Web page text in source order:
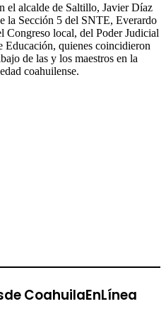
el alcalde de Saltillo, Javier Díaz
la Sección 5 del SNTE, Everardo
Congreso local, del Poder Judicial
Educación, quienes coincidieron
de las y los maestros en la
coahuilense.
CoahuilaEnLínea